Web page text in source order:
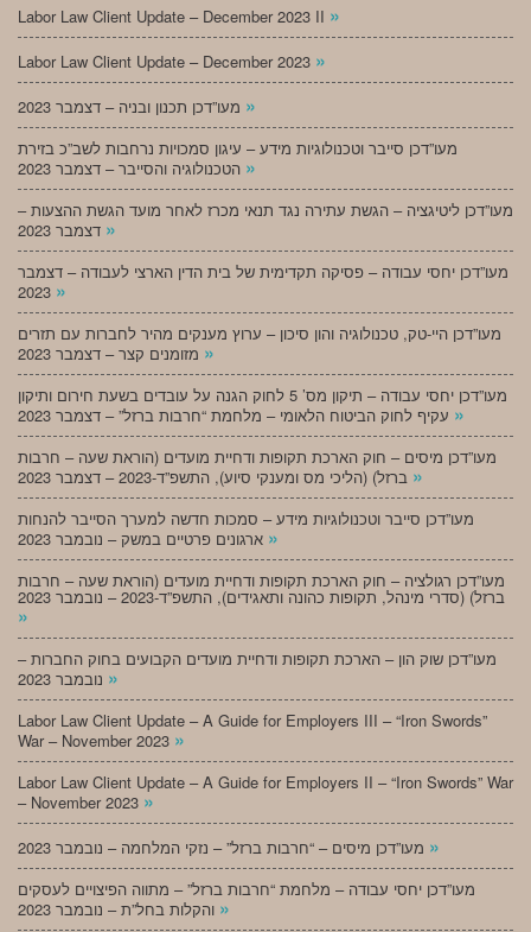
Labor Law Client Update – December 2023 II »
Labor Law Client Update – December 2023 »
»
מעו”דכן סייבר וטכנולוגיות מידע – עיגון סמכויות נרחבות לשב”כ בזירת
»
מעו”דכן ליטיגציה – הגשת עתירה נגד תנאי מכרז לאחר מועד הגשת ההצעות –
»
מעו”דכן יחסי עבודה – פסיקה תקדימית של בית הדין הארצי לעבודה – דצמבר
»
מעו”דכן היי-טק, טכנולוגיה והון סיכון – ערוץ מענקים מהיר לחברות עם תזרים
»
מעו”דכן יחסי עבודה – תיקון מס’ 5 לחוק הגנה על עובדים בשעת חירום ותיקון
»
מעו”דכן מיסים – חוק הארכת תקופות ודחיית מועדים (הוראת שעה – חרבות
»
מעו”דכן סייבר וטכנולוגיות מידע – סמכות חדשה למערך הסייבר להנחות
»
מעו”דכן רגולציה – חוק הארכת תקופות ודחיית מועדים (הוראת שעה – חרבות
ברזל) (סדרי מינהל, תקופות כהונה ותאגידים), התשפ”ד-2023 – נובמבר 2023
»
מעו”דכן שוק הון – הארכת תקופות ודחיית מועדים הקבועים בחוק החברות –
»
Labor Law Client Update – A Guide for Employers III – “Iron Swords”
War – November 2023 »
Labor Law Client Update – A Guide for Employers II – “Iron Swords” War
– November 2023 »
»
מעו”דכן יחסי עבודה – מלחמת “חרבות ברזל” – מתווה הפיצויים לעסקים
»